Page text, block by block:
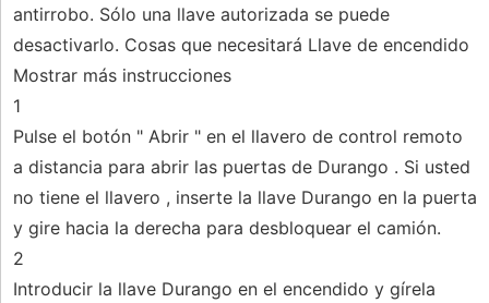
antirrobo. Sólo una llave autorizada se puede
desactivarlo. Cosas que necesitará Llave de encendido
Mostrar más instrucciones
1
Pulse el botón " Abrir " en el llavero de control remoto
a distancia para abrir las puertas de Durango . Si usted
no tiene el llavero , inserte la llave Durango en la puerta
y gire hacia la derecha para desbloquear el camión.
2
Introducir la llave Durango en el encendido y gírela